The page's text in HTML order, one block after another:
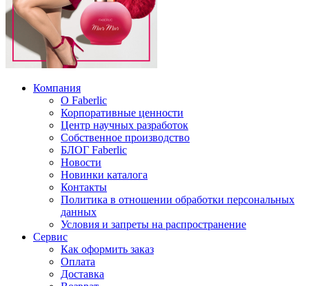
Компания
О Faberlic
Корпоративные ценности
Центр научных разработок
Собственное производство
БЛОГ Faberlic
Новости
Новинки каталога
Контакты
Политика в отношении обработки персональных
данных
Условия и запреты на распространение
Сервис
Как оформить заказ
Оплата
Доставка